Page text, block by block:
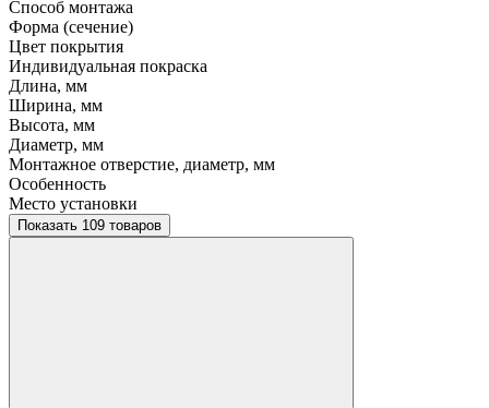
Способ монтажа
Форма (сечение)
Цвет покрытия
Индивидуальная покраска
Длина, мм
Ширина, мм
Высота, мм
Диаметр, мм
Монтажное отверстие, диаметр, мм
Особенность
Место установки
Показать 109 товаров